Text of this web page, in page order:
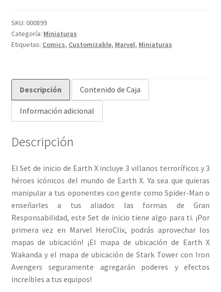
Starter
Set
cantidad
SKU: 000899
Categoría: Miniaturas
Etiquetas: Comics, Customizable, Marvel, Miniaturas
Descripción Contenido de Caja
Información adicional
Descripción
El Set de inicio de Earth X incluye 3 villanos terroríficos y 3
héroes icónicos del mundo de Earth X. Ya sea que quieras
manipular a tus oponentes con gente como Spider-Man o
enseñarles a tus aliados las formas de Gran
Responsabilidad, este Set de inicio tiene algo para ti. ¡Por
primera vez en Marvel HeroClix, podrás aprovechar los
mapas de ubicación! ¡El mapa de ubicación de Earth X
Wakanda y el mapa de ubicación de Stark Tower con Iron
Avengers seguramente agregarán poderes y efectos
increíbles a tus equipos!